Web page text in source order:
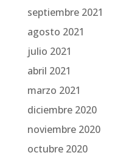
septiembre 2021
agosto 2021
julio 2021
abril 2021
marzo 2021
diciembre 2020
noviembre 2020
octubre 2020